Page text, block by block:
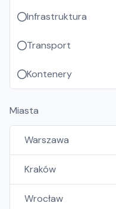
Infrastruktura
Transport
Kontenery
Miasta
Warszawa
Kraków
Wrocław